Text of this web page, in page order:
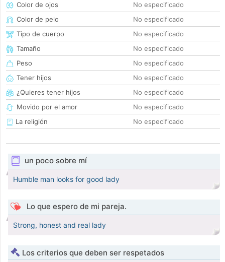
Color de ojos
No especificado
Color de pelo
No especificado
Tipo de cuerpo
No especificado
Tamaño
No especificado
Peso
No especificado
Tener hijos
No especificado
¿Quieres tener hijos
No especificado
Movido por el amor
No especificado
La religión
No especificado
un poco sobre mí
Humble man looks for good lady
Lo que espero de mi pareja.
Strong, honest and real lady
Los criterios que deben ser respetados